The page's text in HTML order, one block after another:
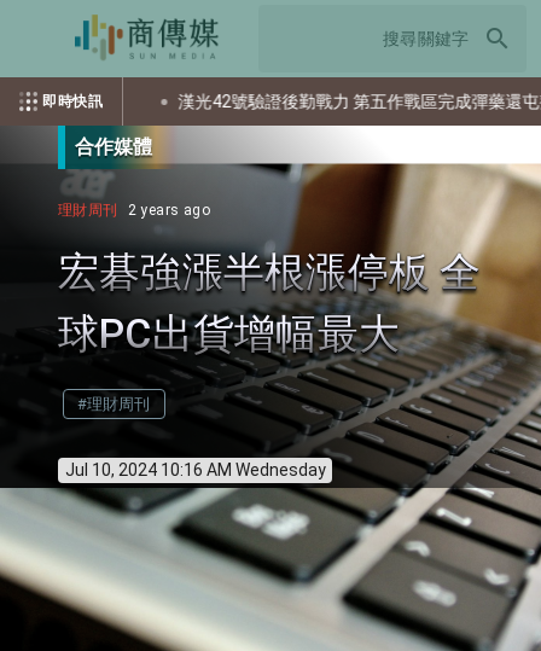
search
即時快訊
資？ 漢光42號驗證後勤戰力 第五作戰區完成彈藥還屯整備
合作媒體
理財周刊 2 years ago
宏碁強漲半根漲停板 全
球PC出貨增幅最大
#理財周刊
Jul 10, 2024 10:16 AM Wednesday